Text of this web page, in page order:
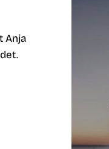
Anja